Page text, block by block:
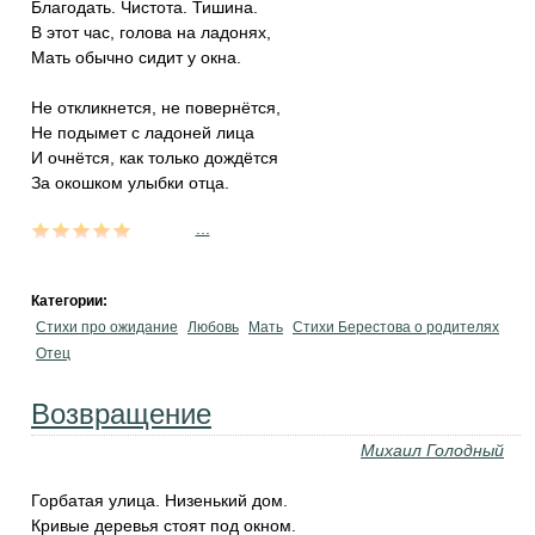
Благодать. Чистота. Тишина.
В этот час, голова на ладонях,
Мать обычно сидит у окна.
Не откликнется, не повернётся,
Не подымет с ладоней лица
И очнётся, как только дождётся
За окошком улыбки отца.
Категории:
Стихи про ожидание
Любовь Мать Стихи Берестова о родителях
Отец
Возвращение
Михаил Голодный
Горбатая улица. Низенький дом.
Кривые деревья стоят под окном.